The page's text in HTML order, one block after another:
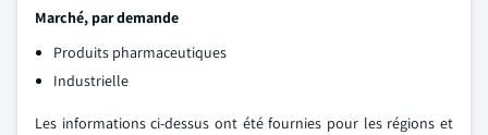
Marché, par demande
Produits pharmaceutiques
Industrielle
Les informations ci-dessus ont été fournies pour les régions et